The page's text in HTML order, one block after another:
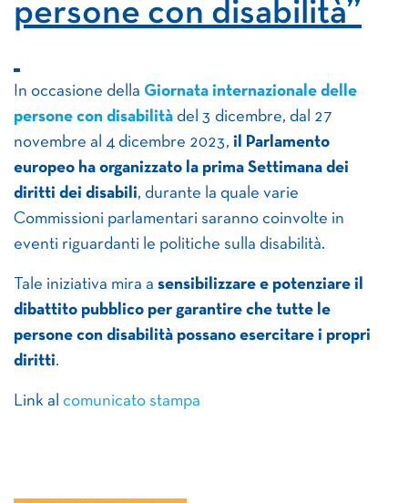
persone con disabilità”
In occasione della Giornata internazionale delle
persone con disabilità del 3 dicembre, dal 27
novembre al 4 dicembre 2023, il Parlamento
europeo ha organizzato la prima Settimana dei
diritti dei disabili, durante la quale varie
Commissioni parlamentari saranno coinvolte in
eventi riguardanti le politiche sulla disabilità.
Tale iniziativa mira a sensibilizzare e potenziare il
dibattito pubblico per garantire che tutte le
persone con disabilità possano esercitare i propri
diritti.
Link al comunicato stampa